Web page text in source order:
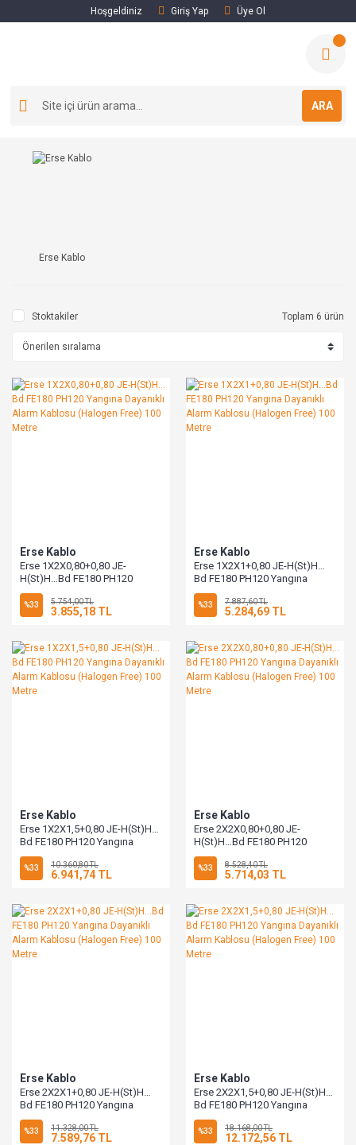
Hoşgeldiniz Giriş Yap Üye Ol
ARA
Erse Kablo
Stoktakiler Toplam 6 ürün
Erse Kablo
Erse 1X2X0,80+0,80 JE-
H(St)H…Bd FE180 PH120
Yangına Dayanıklı Alarm
Kablosu (Halogen Free) 100
Metre
%33 5.754,00 TL
3.855,18 TL
Erse Kablo
Erse 1X2X1+0,80 JE-H(St)H…
Bd FE180 PH120 Yangına
Dayanıklı Alarm Kablosu
(Halogen Free) 100 Metre
%33 7.887,60 TL
5.284,69 TL
Erse Kablo
Erse 1X2X1,5+0,80 JE-H(St)H…
Bd FE180 PH120 Yangına
Dayanıklı Alarm Kablosu
(Halogen Free) 100 Metre
%33 10.360,80 TL
6.941,74 TL
Erse Kablo
Erse 2X2X0,80+0,80 JE-
H(St)H…Bd FE180 PH120
Yangına Dayanıklı Alarm
Kablosu (Halogen Free) 100
Metre
%33 8.528,40 TL
5.714,03 TL
Erse Kablo
Erse 2X2X1+0,80 JE-H(St)H…
Bd FE180 PH120 Yangına
Dayanıklı Alarm Kablosu
(Halogen Free) 100 Metre
%33 11.328,00 TL
7.589,76 TL
Erse Kablo
Erse 2X2X1,5+0,80 JE-H(St)H…
Bd FE180 PH120 Yangına
Dayanıklı Alarm Kablosu
(Halogen Free) 100 Metre
%33 18.168,00 TL
12.172,56 TL